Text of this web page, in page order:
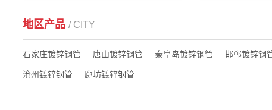
地区产品/ CITY
石家庄镀锌钢管 唐山镀锌钢管 秦皇岛镀锌钢管 邯郸镀锌钢
沧州镀锌钢管 廊坊镀锌钢管